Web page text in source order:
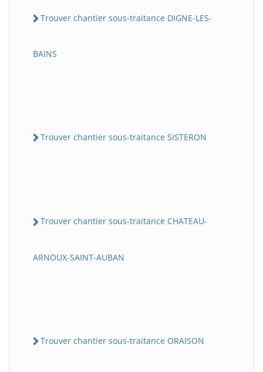
Trouver chantier sous-traitance DIGNE-LES-
BAINS
Trouver chantier sous-traitance SISTERON
Trouver chantier sous-traitance CHATEAU-
ARNOUX-SAINT-AUBAN
Trouver chantier sous-traitance ORAISON